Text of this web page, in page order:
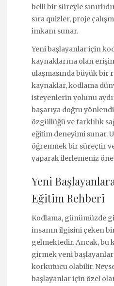
belli bir süreyle
sıra quizler, proje
imkanı sunar.
Yeni başlayanlar için
kaynaklarına olan
ulaşmasında büyük bir
kaynaklar, kodlama
isteyenlerin yolunu
başarıya doğru
özgüllüğü ve farklılık
eğitim deneyimi sunar.
öğrenmek bir süreçtir
yaparak ilerlemeniz
Yeni
Eğitim Rehberi
Kodlama, günümüzde
insanın ilgisini çeken
gelmektedir. Ancak, bu
girmek yeni
korkutucu olabilir.
başlayanlar için özel